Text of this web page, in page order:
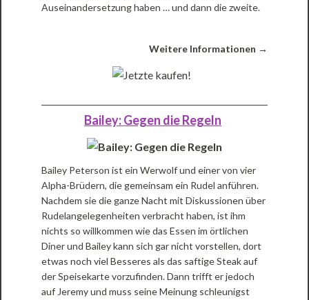
Auseinandersetzung haben … und dann die zweite.
Weitere Informationen →
Bailey: Gegen die Regeln
Bailey Peterson ist ein Werwolf und einer von vier
Alpha-Brüdern, die gemeinsam ein Rudel anführen.
Nachdem sie die ganze Nacht mit Diskussionen über
Rudelangelegenheiten verbracht haben, ist ihm
nichts so willkommen wie das Essen im örtlichen
Diner und Bailey kann sich gar nicht vorstellen, dort
etwas noch viel Besseres als das saftige Steak auf
der Speisekarte vorzufinden. Dann trifft er jedoch
auf Jeremy und muss seine Meinung schleunigst